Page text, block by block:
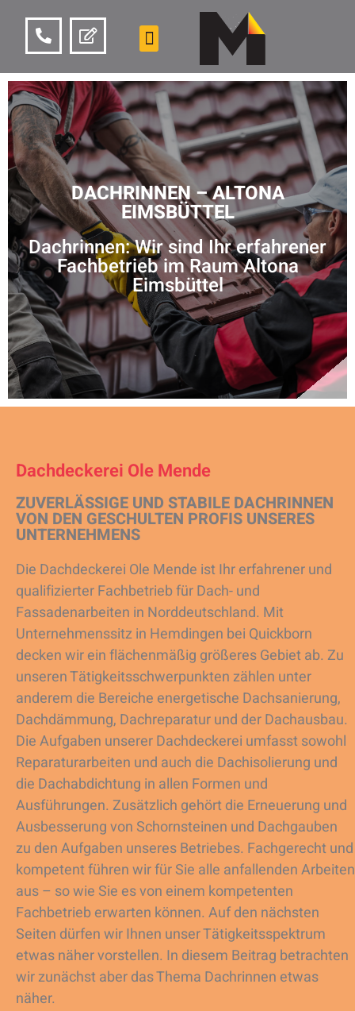
DACHRINNEN – ALTONA
EIMSBÜTTEL
Dachrinnen: Wir sind Ihr erfahrener
Fachbetrieb im Raum Altona
Eimsbüttel
Dachdeckerei Ole Mende
ZUVERLÄSSIGE UND STABILE DACHRINNEN
VON DEN GESCHULTEN PROFIS UNSERES
UNTERNEHMENS
Die Dachdeckerei Ole Mende ist Ihr erfahrener und
qualifizierter Fachbetrieb für Dach- und
Fassadenarbeiten in Norddeutschland. Mit
Unternehmenssitz in Hemdingen bei Quickborn
decken wir ein flächenmäßig größeres Gebiet ab. Zu
unseren Tätigkeitsschwerpunkten zählen unter
anderem die Bereiche energetische Dachsanierung,
Dachdämmung, Dachreparatur und der Dachausbau.
Die Aufgaben unserer Dachdeckerei umfasst sowohl
Reparaturarbeiten und auch die Dachisolierung und
die Dachabdichtung in allen Formen und
Ausführungen. Zusätzlich gehört die Erneuerung und
Ausbesserung von Schornsteinen und Dachgauben
zu den Aufgaben unseres Betriebes. Fachgerecht und
kompetent führen wir für Sie alle anfallenden Arbeiten
aus – so wie Sie es von einem kompetenten
Fachbetrieb erwarten können. Auf den nächsten
Seiten dürfen wir Ihnen unser Tätigkeitsspektrum
etwas näher vorstellen. In diesem Beitrag betrachten
wir zunächst aber das Thema Dachrinnen etwas
näher.